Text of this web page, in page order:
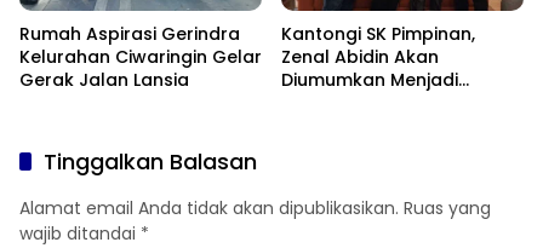
Rumah Aspirasi Gerindra
Kelurahan Ciwaringin Gelar
Gerak Jalan Lansia
Kantongi SK Pimpinan,
Zenal Abidin Akan
Diumumkan Menjadi
Tinggalkan Balasan
Alamat email Anda tidak akan dipublikasikan. Ruas yang
wajib ditandai *